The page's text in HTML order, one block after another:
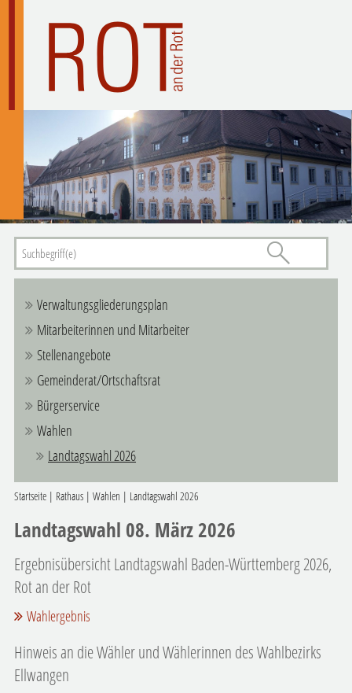
Verwaltungsgliederungsplan
Mitarbeiterinnen und Mitarbeiter
Stellenangebote
Gemeinderat/Ortschaftsrat
Bürgerservice
Wahlen
Landtagswahl 2026
Startseite| Rathaus| Wahlen | Landtagswahl 2026
Landtagswahl 08. März 2026
Ergebnisübersicht Landtagswahl Baden-Württemberg 2026,
Rot an der Rot
Wahlergebnis
Hinweis an die Wähler und Wählerinnen des Wahlbezirks
Ellwangen